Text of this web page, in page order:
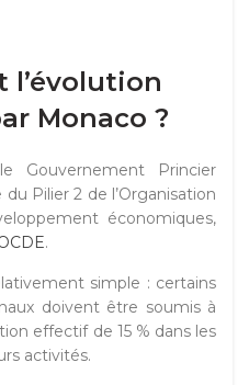
l’évolution
Monaco ?
Gouvernement Princier
Pilier 2 de l’Organisation
économiques,
.
simple : certains
doivent être soumis à
effectif de 15 % dans les
activités.